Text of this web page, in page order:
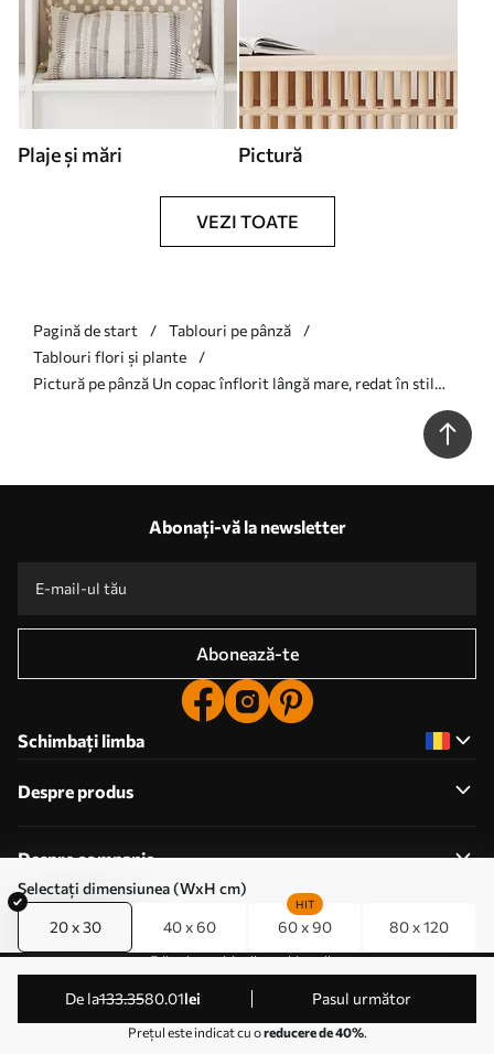
Selectați dimensiunea (WxH cm)
20 x 30 40 x 60 60 x 90
HIT
80 x 120
de la133.3580.01lei Pasul următor
Prețul este indicat cu oreducere de 40%.
Plaje și mări Pictură
VEZI TOATE
Pagină de start
Tablouri pe pânză
Tablouri flori și plante
Pictură pe pânză Un copac înflorit lângă mare, redat în stil
Abonați-vă la newsletter
Abonează-te
Schimbați limba
Despre produs
Despre companie
Editați permisiunile cookie-urilor
© 2011-2026 Uwalls . Toate drepturile rezervate. Operat
de KLW Sp. z o.o. VAT ID: PL9223057591.